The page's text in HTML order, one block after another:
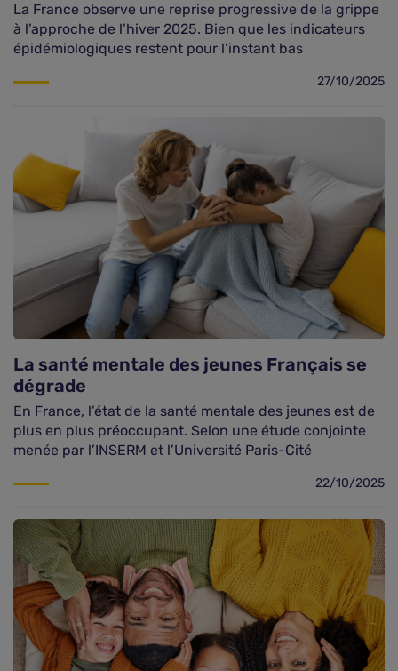
La France observe une reprise progressive de la grippe
à l’approche de l’hiver 2025. Bien que les indicateurs
épidémiologiques restent pour l’instant bas
27/10/2025
La santé mentale des jeunes Français se
dégrade
En France, l’état de la santé mentale des jeunes est de
plus en plus préoccupant. Selon une étude conjointe
menée par l’INSERM et l’Université Paris-Cité
22/10/2025